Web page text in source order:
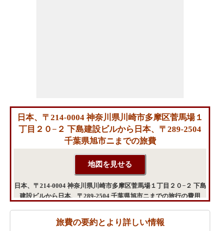
日本、〒214-0004 神奈川県川崎市多摩区菅馬場１
丁目２０−２ 下島建設ビルから日本、〒289-2504
千葉県旭市ニまでの旅費
日本、〒214-0004 神奈川県川崎市多摩区菅馬場１丁目２０−２ 下島
建設ビルから日本、〒289-2504 千葉県旭市ニまでの旅行の費用
旅費の要約とより詳しい情報